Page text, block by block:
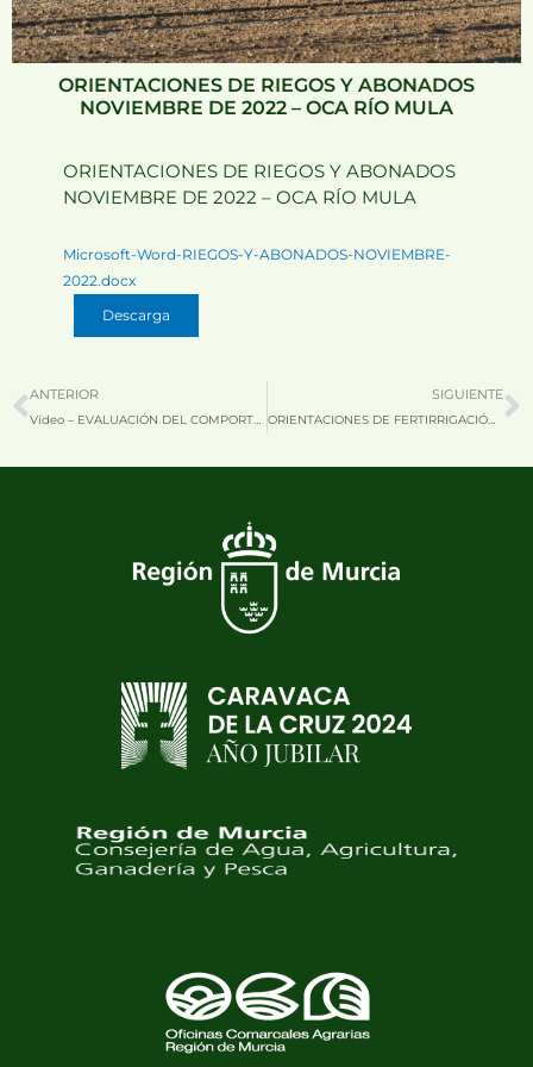
ORIENTACIONES DE RIEGOS Y ABONADOS
NOVIEMBRE DE 2022 – OCA RÍO MULA
ORIENTACIONES DE RIEGOS Y ABONADOS
NOVIEMBRE DE 2022 – OCA RÍO MULA
Microsoft-Word-RIEGOS-Y-ABONADOS-NOVIEMBRE-
2022.docx
Descarga
Prev
ANTERIOR
Vídeo – EVALUACIÓN DEL COMPORTAMIENTO AGRONÓMICO DE DISTINTAS VARIEDADES DE GRANADO EN LA COMARCA DE LA HUERTA DE MURCIA
SIGUIENTE
ORIENTACIONES DE FERTIRRIGACIÓN DE ARBÓREOS Y PARRAL PARA EL MES DE NOVIEMBRE DE 2022 – OCA FUENTE ÁLAMO – MAZARRÓN